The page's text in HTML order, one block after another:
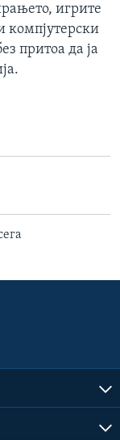
игрите
компјутерски
притоа да ја